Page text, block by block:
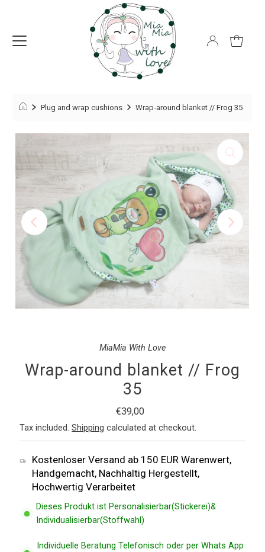
Plug and wrap cushions Wrap-around blanket // Frog 35
MiaMia With Love
Wrap-around blanket // Frog
35
Regular
Price
€39,00
Tax included.Shipping calculated at checkout.
Kostenloser Versand ab 150 EUR Warenwert,
Handgemacht, Nachhaltig Hergestellt,
Hochwertig Verarbeitet
Dieses Produkt ist Personalisierbar(Stickerei)&
Individualisierbar(Stoffwahl)
Individuelle Beratung Telefonisch oder per Whats App